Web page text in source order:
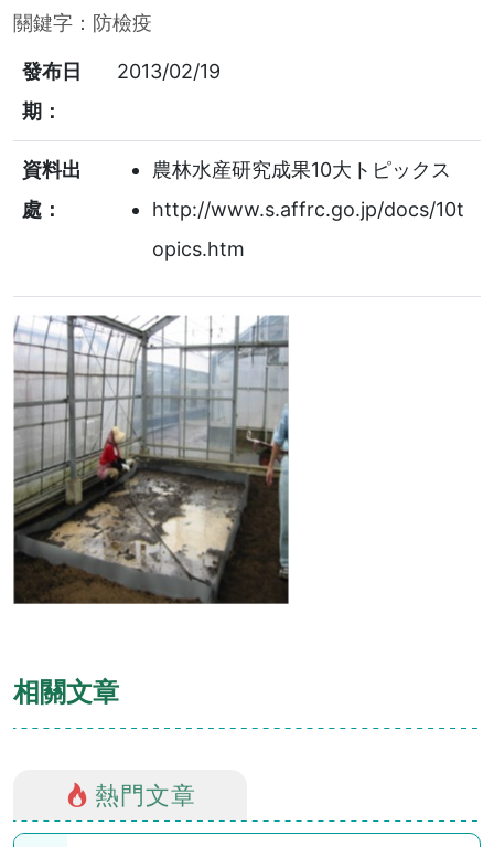
關鍵字： 防檢疫
發布日
期：
2013/02/19
資料出
處：
農林水産研究成果10大トピックス
http://www.s.affrc.go.jp/docs/10t
opics.htm
相關文章
熱門文章